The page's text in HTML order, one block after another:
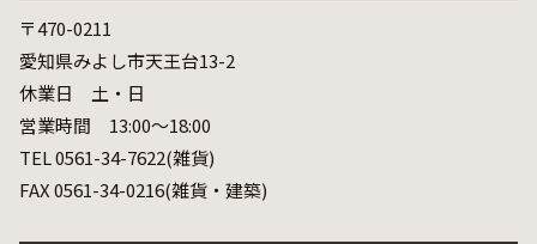
〒470-0211
愛知県みよし市天王台13-2
休業日 土・日
営業時間 13:00～18:00
TEL 0561-34-7622(雑貨)
FAX 0561-34-0216(雑貨・建築)